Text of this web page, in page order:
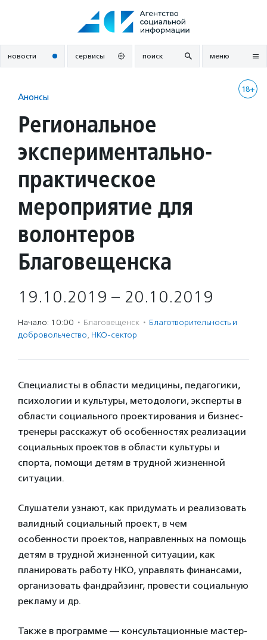
новости сервисы поиск меню
18+
Анонсы
Региональное
экспериментально-
практическое
мероприятие для
волонтеров
Благовещенска
19.10.2019 – 20.10.2019
Начало: 10:00 · Благовещенск · Благотвори­тель­ность и
доброволь­чест­во, НКО-сектор
Специалисты в области медицины, педагогики,
психологии и культуры, методологи, эксперты в
области социального проектирования и бизнес-
тренеры расскажут об особенностях реализации
социальных проектов в области культуры и
спорта, помощи детям в трудной жизненной
ситуации.
Слушатели узнают, как придумать и реализовать
валидный социальный проект, в чем
особенности проектов, направленных на помощь
детям в трудной жизненной ситуации, как
планировать работу НКО, управлять финансами,
организовать фандрайзинг, провести социальную
рекламу и др.
Также в программе — консультационные мастер-